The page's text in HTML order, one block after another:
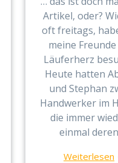
Artikel, oder?
oft freitags,
meine
Läuferherz
Heute hatten
und Stephan
Handwerker im
die immer
einmal deren
Weiterlesen